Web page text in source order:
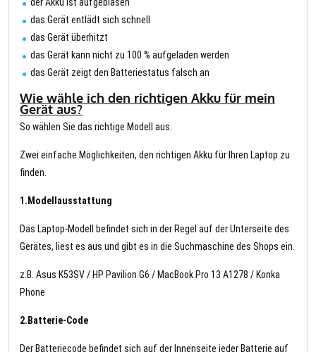
der Akku ist aufgeblasen
das Gerät entlädt sich schnell
das Gerät überhitzt
das Gerät kann nicht zu 100 % aufgeladen werden
das Gerät zeigt den Batteriestatus falsch an
Wie wähle ich den richtigen Akku für mein
Gerät aus?
So wählen Sie das richtige Modell aus.
Zwei einfache Möglichkeiten, den richtigen Akku für Ihren Laptop zu
finden.
1.Modellausstattung
Das Laptop-Modell befindet sich in der Regel auf der Unterseite des
Gerätes, liest es aus und gibt es in die Suchmaschine des Shops ein.
z.B. Asus K53SV / HP Pavilion G6 / MacBook Pro 13 A1278 / Konka
Phone
2.Batterie-Code
Der Batteriecode befindet sich auf der Innenseite jeder Batterie auf